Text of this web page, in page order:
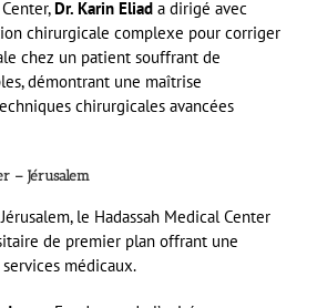
Dr. Karin Eliad a dirigé avec
chirurgicale complexe pour corriger
chez un patient souffrant de
démontrant une maîtrise
chirurgicales avancées
– Jérusalem
le Hadassah Medical Center
de premier plan offrant une
médicaux.